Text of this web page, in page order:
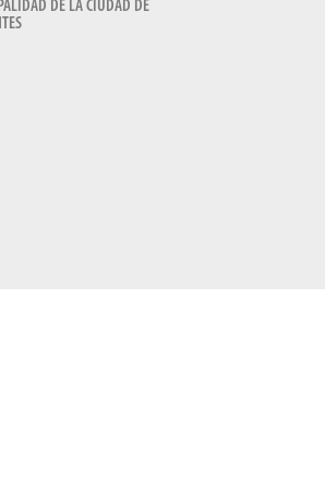
DE LA CIUDAD DE